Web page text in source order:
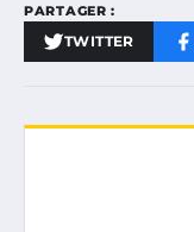
PARTAGER :
TWITTER